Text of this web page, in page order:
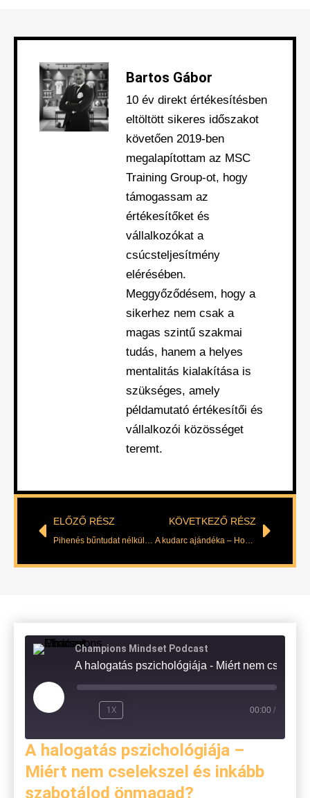
Bartos Gábor
10 év direkt értékesítésben
eltöltött sikeres időszakot
követően 2019-ben
megalapítottam az MSC
Training Group-ot, hogy
támogassam az
értékesítőket és
vállalkozókat a
csúcsteljesítmény
elérésében.
Meggyőződésem, hogy a
sikerhez nem csak a
magas szintű szakmai
tudás, hanem a helyes
mentalitás kialakítása is
szükséges, amely
példamutató értékesítői és
vállalkozói közösséget
teremt.
ELŐZŐ RÉSZ KÖVETKEZŐ RÉSZ
A kudarc ajándéka – Hogyan alakítsuk át a félelmet erőforrássá?
Champions Mindset Podcast
1X 00:00 /
A halogatás pszichológiája –
Miért nem cselekszel és inkább
szabotálod önmagad?